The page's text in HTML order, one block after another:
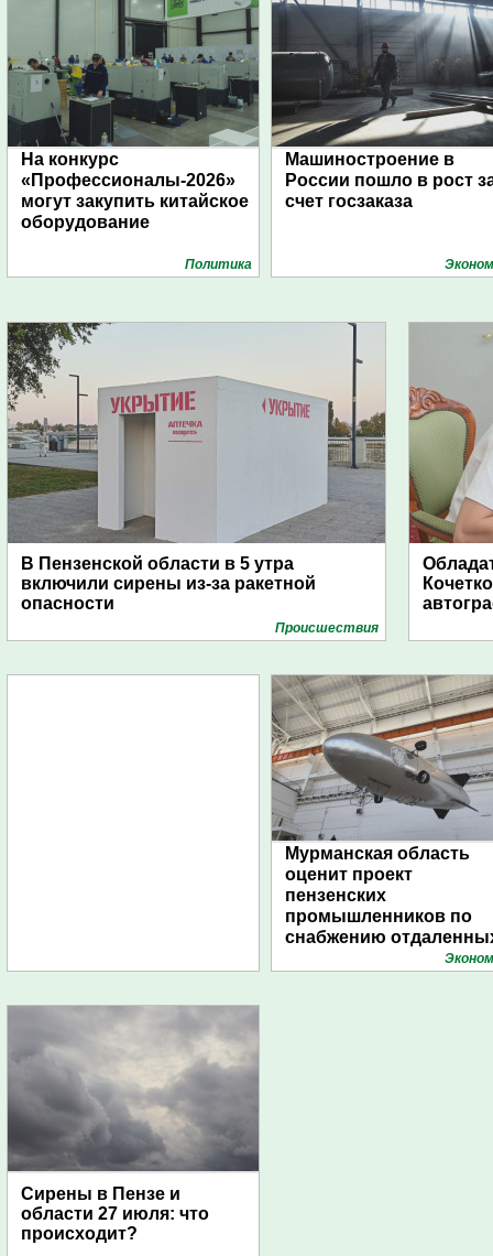
На конкурс
«Профессионалы-2026»
могут закупить китайское
оборудование
Политика
Машиностроение в
России пошло в рост
счет госзаказа
В Пензенской области в 5 утра
включили сирены из-за ракетной
опасности
Проиcшествия
Мурманская область
оценит проект
пензенских
промышленников по
снабжению
поселений с помощью
Сирены в Пензе и
области 27 июля: что
происходит?